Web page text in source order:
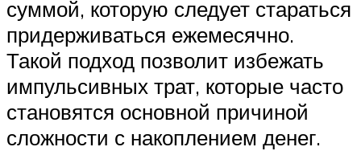
суммой, которую следует стараться
придерживаться ежемесячно.
Такой подход позволит избежать
импульсивных трат, которые часто
становятся основной причиной
сложности с накоплением денег.